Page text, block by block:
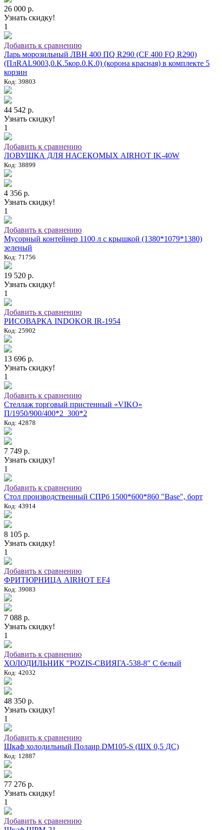
26 000 р.
Узнать скидку!
1
Добавить к сравнению
Ларь морозильный ЛВН 400 ПQ R290 (СF 400 FQ R290)
(ПлRAL9003,0.K.5кор.0.K.0) (корона красная) в комплекте 5
корзин
Код: 39803
44 542 р.
Узнать скидку!
1
Добавить к сравнению
ЛОВУШКА ДЛЯ НАСЕКОМЫХ AIRHOT IK-40W
Код: 38899
4 356 р.
Узнать скидку!
1
Добавить к сравнению
Мусорный контейнер 1100 л с крышкой (1380*1079*1380)
зеленый
Код: 71756
19 520 р.
Узнать скидку!
1
Добавить к сравнению
РИСОВАРКА INDOKOR IR-1954
Код: 25902
13 696 р.
Узнать скидку!
1
Добавить к сравнению
Стеллаж торговый пристенный «VIKO»
П/1950/900/400*2_300*2
Код: 42878
7 749 р.
Узнать скидку!
1
Добавить к сравнению
Стол производственный СПРб 1500*600*860 "Base", борт
Код: 43914
8 105 р.
Узнать скидку!
1
Добавить к сравнению
ФРИТЮРНИЦА AIRHOT EF4
Код: 39083
7 088 р.
Узнать скидку!
1
Добавить к сравнению
ХОЛОДИЛЬНИК "POZIS-СВИЯГА-538-8" C белый
Код: 42032
48 350 р.
Узнать скидку!
1
Добавить к сравнению
Шкаф холодильный Полаир DM105-S (ШХ 0,5 ДС)
Код: 12887
77 276 р.
Узнать скидку!
1
Добавить к сравнению